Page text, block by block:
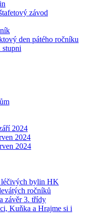
závod
den pátého ročníku
stupni
2024
2024
2024
léčivých bylin HK
ročníků
závěr 3. třídy
Kuňka a Hrajme si i